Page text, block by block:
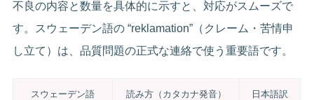
不良の内容と数量を具体的に示すと、対応がスムーズで
す。スウェーデン語の “reklamation”（クレーム・苦情申
し立て）は、品質問題の正式な連絡で使う重要語です。
スウェーデン語 読み方（カタカナ発音） 日本語訳